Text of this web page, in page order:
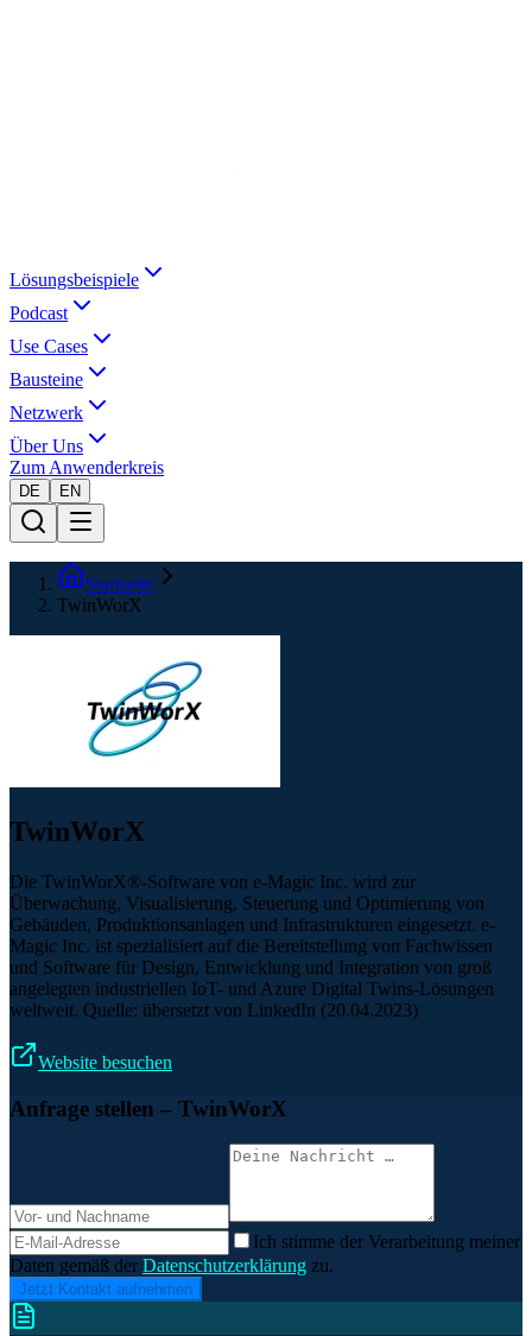
Lösungsbeispiele
Podcast
Use Cases
Bausteine
Netzwerk
Über Uns
Zum Anwenderkreis
DE EN
Startseite
TwinWorX
TwinWorX
Die TwinWorX®-Software von e-Magic Inc. wird zur
Überwachung, Visualisierung, Steuerung und Optimierung von
Gebäuden, Produktionsanlagen und Infrastrukturen eingesetzt. e-
Magic Inc. ist spezialisiert auf die Bereitstellung von Fachwissen
und Software für Design, Entwicklung und Integration von groß
angelegten industriellen IoT- und Azure Digital Twins-Lösungen
weltweit. Quelle: übersetzt von LinkedIn (20.04.2023)
Website besuchen
Anfrage stellen – TwinWorX
Ich stimme der Verarbeitung meiner
Daten gemäß der Datenschutzerklärung zu.
Jetzt Kontakt aufnehmen